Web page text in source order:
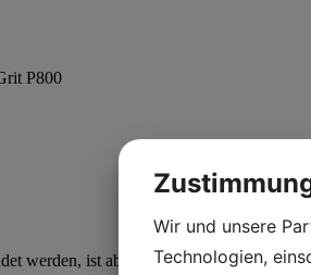
P800
werden, ist aber die optimale Wahl für
Wir und unsere
Technologien,